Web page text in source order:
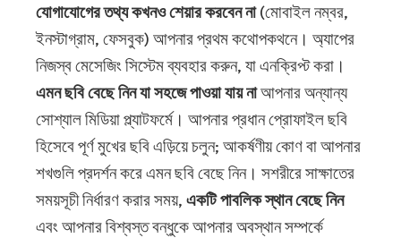
যোগাযোগের তথ্য কখনও শেয়ার করবেন না(মোবাইল নম্বর,
ইনস্টাগ্রাম, ফেসবুক) আপনার প্রথম কথোপকথনে। অ্যাপের
নিজস্ব মেসেজিং সিস্টেম ব্যবহার করুন, যা এনক্রিপ্ট করা।
এমন ছবি বেছে নিন যা সহজে পাওয়া যায় নাআপনার অন্যান্য
সোশ্যাল মিডিয়া প্ল্যাটফর্মে। আপনার প্রধান প্রোফাইল ছবি
হিসেবে পূর্ণ মুখের ছবি এড়িয়ে চলুন; আকর্ষণীয় কোণ বা আপনার
শখগুলি প্রদর্শন করে এমন ছবি বেছে নিন। সশরীরে সাক্ষাতের
সময়সূচী নির্ধারণ করার সময়,একটি পাবলিক স্থান বেছে নিন
এবং আপনার বিশ্বস্ত বন্ধুকে আপনার অবস্থান সম্পর্কে